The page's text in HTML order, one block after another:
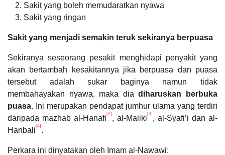
Sakit yang boleh memudaratkan nyawa
Sakit yang ringan
Sakit yang menjadi semakin teruk sekiranya berpuasa
Sekiranya seseorang pesakit menghidapi penyakit yang
akan bertambah kesakitannya jika berpuasa dan puasa
tersebut adalah sukar baginya namun tidak
membahayakan nyawa, maka diadiharuskan berbuka
puasa. Ini merupakan pendapat jumhur ulama yang terdiri
daripada mazhab al-Hanafi [2] , al-Maliki [3] , al-Syafi’i dan al-
Hanbali [4] .
Perkara ini dinyatakan oleh Imam al-Nawawi: